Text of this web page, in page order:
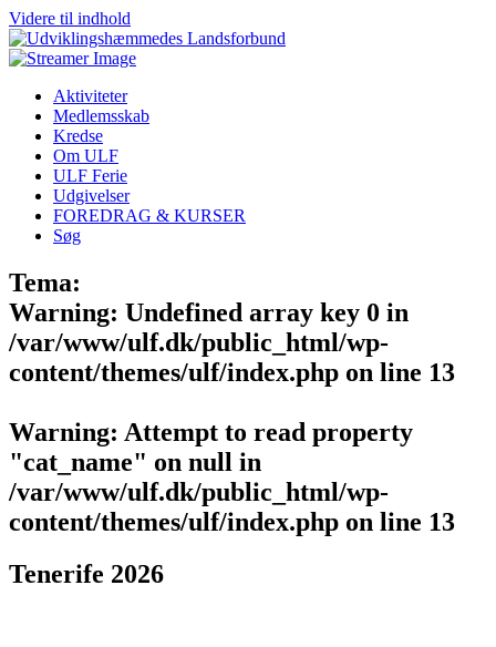
Videre til indhold
Aktiviteter
Medlemsskab
Kredse
Om ULF
ULF Ferie
Udgivelser
FOREDRAG & KURSER
Søg
Tema:
Warning: Undefined array key 0 in
/var/www/ulf.dk/public_html/wp-
content/themes/ulf/index.php on line 13
Warning: Attempt to read property
"cat_name" on null in
/var/www/ulf.dk/public_html/wp-
content/themes/ulf/index.php on line 13
Tenerife 2026